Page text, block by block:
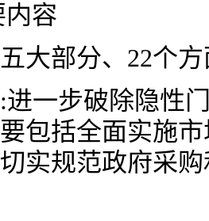
内容
大部分、22个
进一步破除隐性
包括全面实施
实规范政府采